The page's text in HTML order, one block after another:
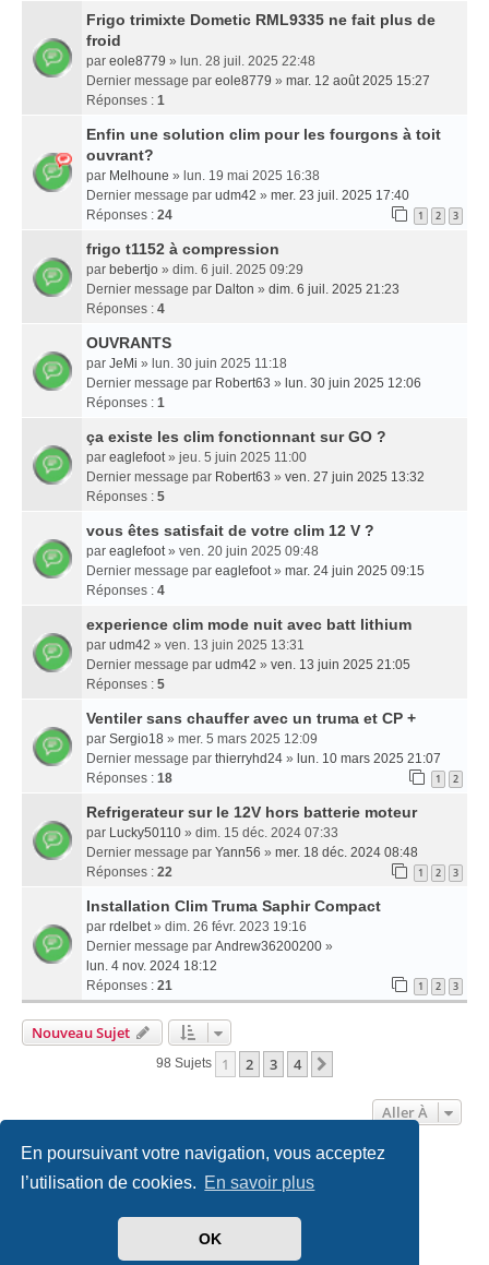
En poursuivant votre navigation, vous acceptez
l’utilisation de cookies. En savoir plus
OK
Frigo trimixte Dometic RML9335 ne fait plus de
froid
par eole8779 » lun. 28 juil. 2025 22:48
Dernier message par eole8779 » mar. 12 août 2025 15:27
Réponses : 1
Enfin une solution clim pour les fourgons à toit
ouvrant?
par Melhoune » lun. 19 mai 2025 16:38
Dernier message par udm42 » mer. 23 juil. 2025 17:40
Réponses : 24 1 2 3
frigo t1152 à compression
par bebertjo » dim. 6 juil. 2025 09:29
Dernier message par Dalton » dim. 6 juil. 2025 21:23
Réponses : 4
OUVRANTS
par JeMi » lun. 30 juin 2025 11:18
Dernier message par Robert63 » lun. 30 juin 2025 12:06
Réponses : 1
ça existe les clim fonctionnant sur GO ?
par eaglefoot» jeu. 5 juin 2025 11:00
Dernier message par Robert63 » ven. 27 juin 2025 13:32
Réponses : 5
vous êtes satisfait de votre clim 12 V ?
par eaglefoot» ven. 20 juin 2025 09:48
Dernier message par eaglefoot» mar. 24 juin 2025 09:15
Réponses : 4
experience clim mode nuit avec batt lithium
par udm42 » ven. 13 juin 2025 13:31
Dernier message par udm42 » ven. 13 juin 2025 21:05
Réponses : 5
Ventiler sans chauffer avec un truma et CP +
par Sergio18 » mer. 5 mars 2025 12:09
Dernier message par thierryhd24 » lun. 10 mars 2025 21:07
Réponses : 18 1 2
Refrigerateur sur le 12V hors batterie moteur
par Lucky50110 » dim. 15 déc. 2024 07:33
Dernier message par Yann56 » mer. 18 déc. 2024 08:48
Réponses : 22 1 2 3
Installation Clim Truma Saphir Compact
par rdelbet» dim. 26 févr. 2023 19:16
Dernier message par Andrew36200200 »
lun. 4 nov. 2024 18:12
Réponses : 21 1 2 3
Nouveau Sujet
98 Sujets 1 2 3 4
Aller À
Accueil Politiques & cookies
phpBB® Forum Software © phpBB Limited
created by INVENTEA & v12mike